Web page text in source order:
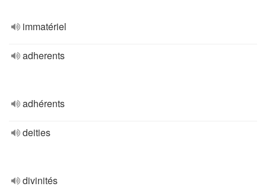
immatériel
adherents
adhérents
deities
divinités